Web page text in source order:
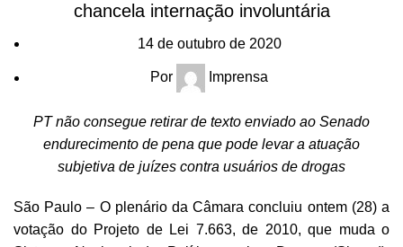
chancela internação involuntária
14 de outubro de 2020
Por Imprensa
PT não consegue retirar de texto enviado ao Senado
endurecimento de pena que pode levar a atuação
subjetiva de juízes contra usuários de drogas
São Paulo – O plenário da Câmara concluiu ontem (28) a
votação do Projeto de Lei 7.663, de 2010, que muda o